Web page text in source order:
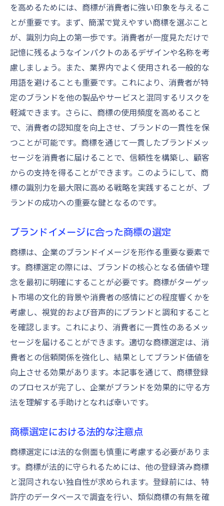
を高めるためには、商標が消費者に強い印象を与えるこ
とが重要です。まず、簡潔で覚えやすい商標を選ぶこと
が、識別力向上の第一歩です。消費者が一度見ただけで
記憶に残るようなインパクトのあるデザインや名称を考
慮しましょう。また、業界内でよく使用される一般的な
用語を避けることも重要です。これにより、消費者が特
定のブランドを他の製品やサービスと混同するリスクを
軽減できます。さらに、商標の使用頻度を高めること
で、消費者の認知度を向上させ、ブランドの一貫性を保
つことが可能です。商標を通じて一貫したブランドメッ
セージを消費者に届けることで、信頼性を構築し、顧客
からの支持を得ることができます。このようにして、商
標の識別力を最大限に高める戦略を実践することが、ブ
ランドの成功への重要な鍵となるのです。
ブランドイメージに合った商標の選定
商標は、企業のブランドイメージを形作る重要な要素で
す。商標選定の際には、ブランドの核心となる価値や理
念を最初に明確にすることが必要です。商標がターゲッ
ト市場の文化的背景や消費者の感情にどの程度響くかを
考慮し、視覚的および音声的にブランドと調和すること
を確認します。これにより、消費者に一貫性のあるメッ
セージを届けることができます。適切な商標選定は、消
費者との信頼関係を強化し、結果としてブランド価値を
向上させる効果があります。本記事を通じて、商標登録
のプロセスが完了し、企業がブランドを効果的に守る方
法を理解する手助けとなれば幸いです。
商標選定における法的な注意点
商標選定には法的な側面も慎重に考慮する必要がありま
す。商標が法的に守られるためには、他の登録済み商標
と混同されない独自性が求められます。登録前には、特
許庁のデータベースで調査を行い、類似商標の有無を確